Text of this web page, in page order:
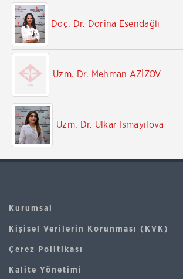
Doç. Dr. Dorina Esendağlı
Uzm. Dr. Mehman AZİZOV
Uzm. Dr. Ulkar Ismayılova
Kurumsal
Kişisel Verilerin Korunması (KVK)
Çerez Politikası
Kalite Yönetimi